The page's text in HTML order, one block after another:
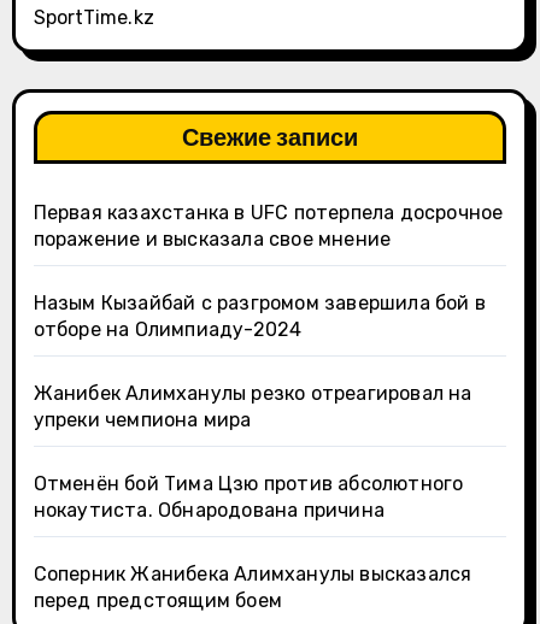
SportTime.kz
Свежие записи
Первая казахстанка в UFC потерпела досрочное
поражение и высказала свое мнение
Назым Кызайбай с разгромом завершила бой в
отборе на Олимпиаду-2024
Жанибек Алимханулы резко отреагировал на
упреки чемпиона мира
Отменён бой Тима Цзю против абсолютного
нокаутиста. Обнародована причина
Соперник Жанибека Алимханулы высказался
перед предстоящим боем